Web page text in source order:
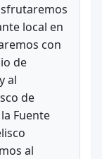
local en
con
de
al
de
Fuente
al